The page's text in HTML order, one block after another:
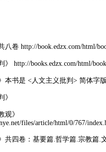
八卷 http://book.edzx.com/html/
》 http://books.edzx.com/html/
本书是 <人文主义批判> 简体字版
》
观》
files/article/html/0/767/
共四卷：基要篇.哲学篇.宗教篇.